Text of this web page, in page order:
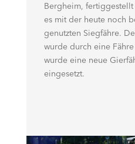
Bergheim,
es mit der heute noch
genutzten Siegfähre.
wurde durch eine
wurde eine neue
eingesetzt.